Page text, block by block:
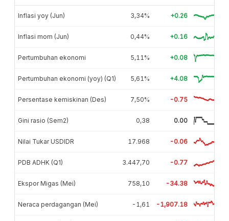
Inflasi yoy (Jun) 3,34% +0.26
Inflasi mom (Jun) 0,44% +0.16
Pertumbuhan ekonomi 5,11% +0.08
Pertumbuhan ekonomi (yoy) (Q1) 5,61% +4.08
Persentase kemiskinan (Des) 7,50% -0.75
Gini rasio (Sem2) 0,38 0.00
Nilai Tukar USDIDR 17.968 -0.06
PDB ADHK (Q1) 3.447,70 -0.77
Ekspor Migas (Mei) 758,10 -34.38
Neraca perdagangan (Mei) -1,61 -1,907.18